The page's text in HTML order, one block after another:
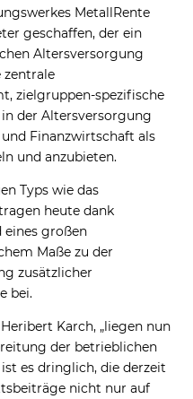
MetallRente
geschaffen, der ein
Altersversorgung
zielgruppen-spezifische
der Altersversorgung
Finanzwirtschaft als
und anzubieten.
Typs wie das
heute dank
großen
Maße zu der
zusätzlicher
bei.
Karch, „liegen nun
der betrieblichen
es dringlich, die derzeit
nicht nur auf